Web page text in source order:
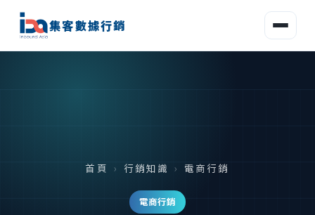
集客數據行銷
首頁 › 行銷知識 › 電商行銷
電商行銷